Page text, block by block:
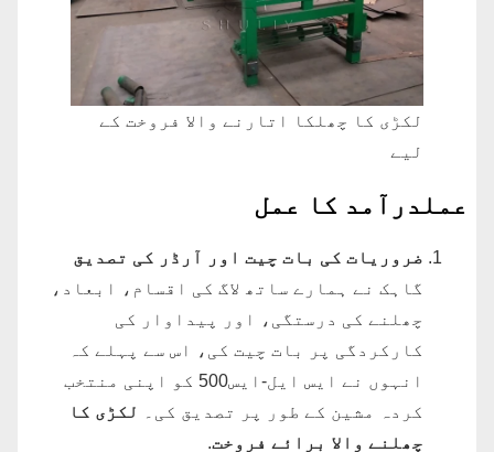
لکڑی کا چھلکا اتارنے والا فروخت کے
لیے
عملدرآمد کا عمل
ضروریات کی بات چیت اور آرڈر کی تصدیق
گاہک نے ہمارے ساتھ لاگ کی اقسام، ابعاد،
چھلنے کی درستگی، اور پیداوار کی
کارکردگی پر بات چیت کی، اس سے پہلے کہ
انہوں نے ایس ایل-ایس500 کو اپنی منتخب
کردہ مشین کے طور پر تصدیق کی۔
لکڑی کا
چھلنے والا برائے فروخت.